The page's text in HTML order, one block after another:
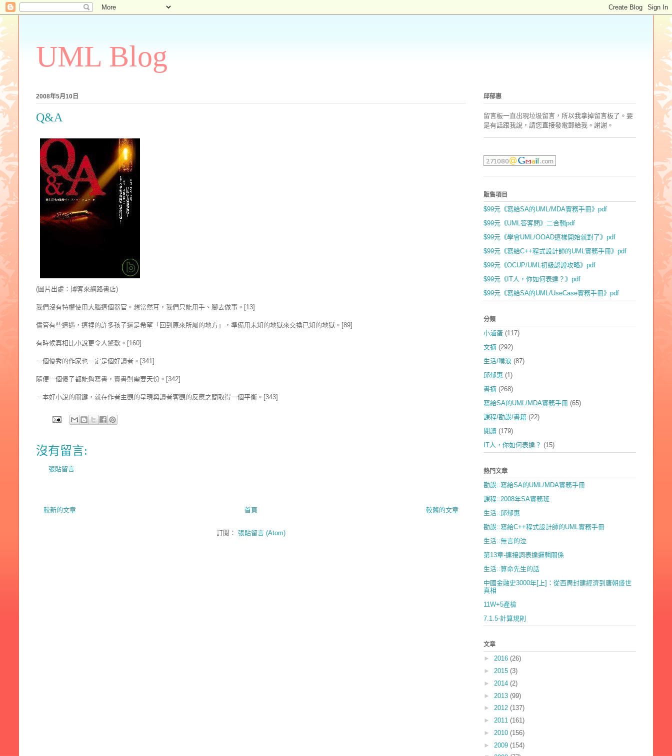
UML Blog
2008年5月10日
Q&A
(圖片出處：博客來網路書店)
我們沒有特權使用大腦這個器官。想當然耳，我們只能用手、腳去做事。[13]
儘管有些遭遇，這裡的許多孩子還是希望「回到原來所屬的地方」，準備用未知的地獄來交換已知的地獄。[89]
有時候真相比小說更令人驚歎。[160]
一個優秀的作家也一定是個好讀者。[341]
隨便一個傻子都能夠寫書，賣書則需要天份。[342]
ㄧ本好小說的關鍵，就在作者主觀的呈現與讀者客觀的反應之間取得一個平衡。[343]
沒有留言:
張貼留言
較新的文章 較舊的文章
首頁
訂閱： 張貼留言 (Atom)
邱郁惠
留言板一直出現垃圾留言，所以我拿掉留言板了。要
是有話跟我說，請您直接發電郵給我。謝謝。
販售項目
$99元《寫給SA的UML/MDA實務手冊》pdf
$99元《UML答客問》二合輯pdf
$99元《學會UML/OOAD這樣開始就對了》pdf
$99元《寫給C++程式設計師的UML實務手冊》pdf
$99元《OCUP/UML初級認證攻略》pdf
$99元《IT人，你如何表達？》pdf
$99元《寫給SA的UML/UseCase實務手冊》pdf
分類
小滷蛋 (117)
文摘 (292)
生活/噗浪 (87)
邱郁惠 (1)
書摘 (268)
寫給SA的UML/MDA實務手冊 (65)
課程/勘誤/書籍 (22)
閱讀 (179)
IT人，你如何表達？ (15)
熱門文章
勘誤::寫給SA的UML/MDA實務手冊
課程::2008年SA實務班
生活::邱郁惠
勘誤::寫給C++程式設計師的UML實務手冊
生活::無言的泣
第13章-連接詞表達邏輯關係
生活::算命先生的話
中國金融史3000年[上]：從西周封建經濟到唐朝盛世
真相
11W+5產檢
7.1.5-計算規則
文章
► 2016 (26)
► 2015 (3)
► 2014 (2)
► 2013 (99)
► 2012 (137)
► 2011 (161)
► 2010 (156)
► 2009 (154)